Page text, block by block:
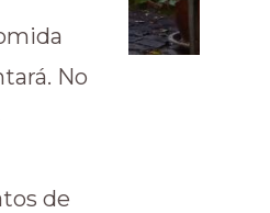
No
de